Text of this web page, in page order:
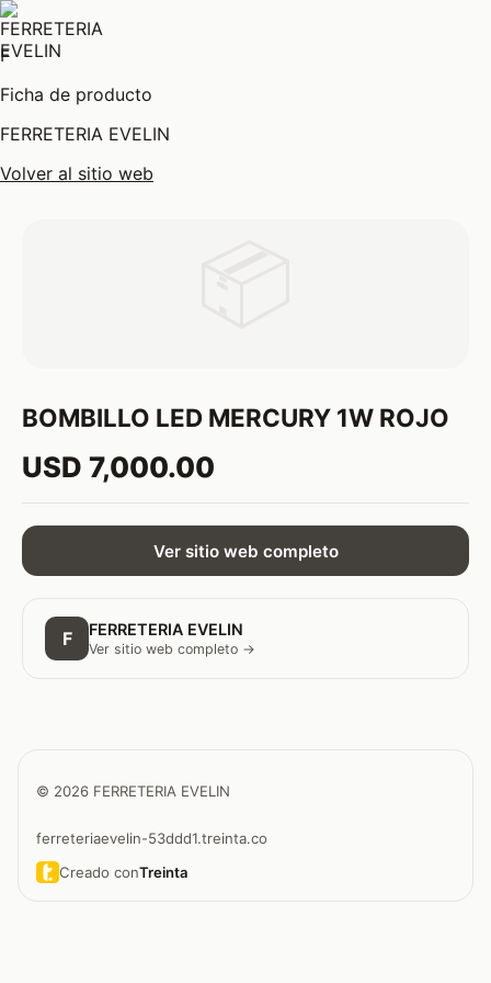
F
Ficha de producto
FERRETERIA EVELIN
Volver al sitio web
BOMBILLO LED MERCURY 1W ROJO
USD 7,000.00
Ver sitio web completo
F FERRETERIA EVELIN
Ver sitio web completo →
© 2026 FERRETERIA EVELIN
ferreteriaevelin-53ddd1.treinta.co
Creado conTreinta